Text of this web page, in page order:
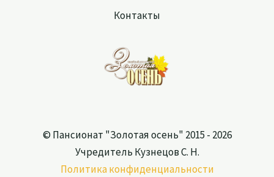
Контакты
© Пансионат "Золотая осень" 2015 - 2026
Учредитель Кузнецов С. Н.
Политика конфиденциальности